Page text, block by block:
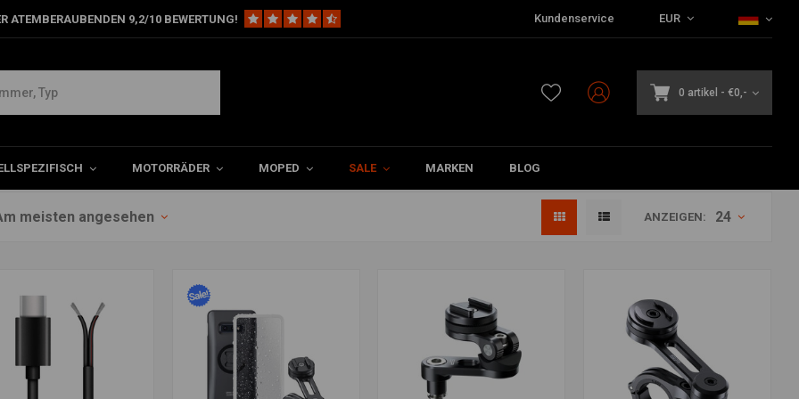
ATEMBERAUBENDEN 9,2/10 BEWERTUNG! Kundenservice EUR
0 artikel - €0,-
MOTORRÄDER MOPED SALE MARKEN BLOG
meisten angesehen ANZEIGEN: 24